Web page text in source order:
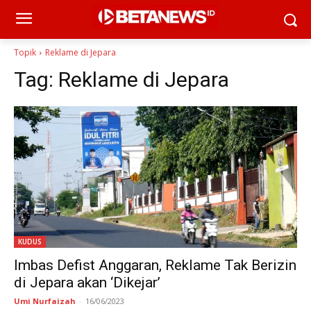
Topik Reklame di Jepara
Tag: Reklame di Jepara
KUDUS
Imbas Defist Anggaran, Reklame Tak Berizin
di Jepara akan ‘Dikejar’
Umi Nurfaizah - 16/06/2023